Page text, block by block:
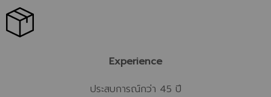
Experience
ประสบการณ์กว่า 45 ปี